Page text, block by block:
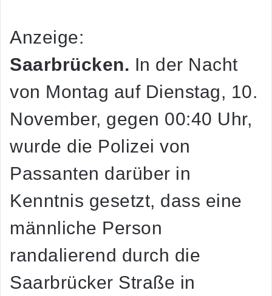
Anzeige:
Saarbrücken. In der Nacht
von Montag auf Dienstag, 10.
November, gegen 00:40 Uhr,
wurde die Polizei von
Passanten darüber in
Kenntnis gesetzt, dass eine
männliche Person
randalierend durch die
Saarbrücker Straße in